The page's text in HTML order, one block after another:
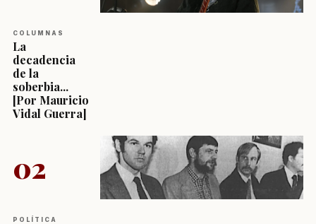
COLUMNAS
La
decadencia
de la
soberbia...
[Por Mauricio
Vidal Guerra]
02
POLÍTICA